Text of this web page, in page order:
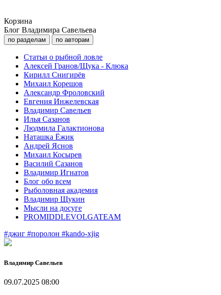
Корзина
Блог Владимира Савельева
по разделам по авторам
Статьи о рыбной ловле
Алексей Гранов/Щука - Клюка
Кирилл Снигирёв
Михаил Корешов
Александр Фроловский
Евгения Инжелевская
Владимир Савельев
Илья Сазанов
Людмила Галактионова
Наташка Ёжик
Андрей Яснов
Михаил Косырев
Василий Сазанов
Владимир Игнатов
Блог обо всем
Рыболовная академия
Владимир Щукин
Мысли на досуге
PROMIDDLEVOLGATEAM
#джиг #поролон #kando-xjig
Владимир Савельев
09.07.2025 08:00